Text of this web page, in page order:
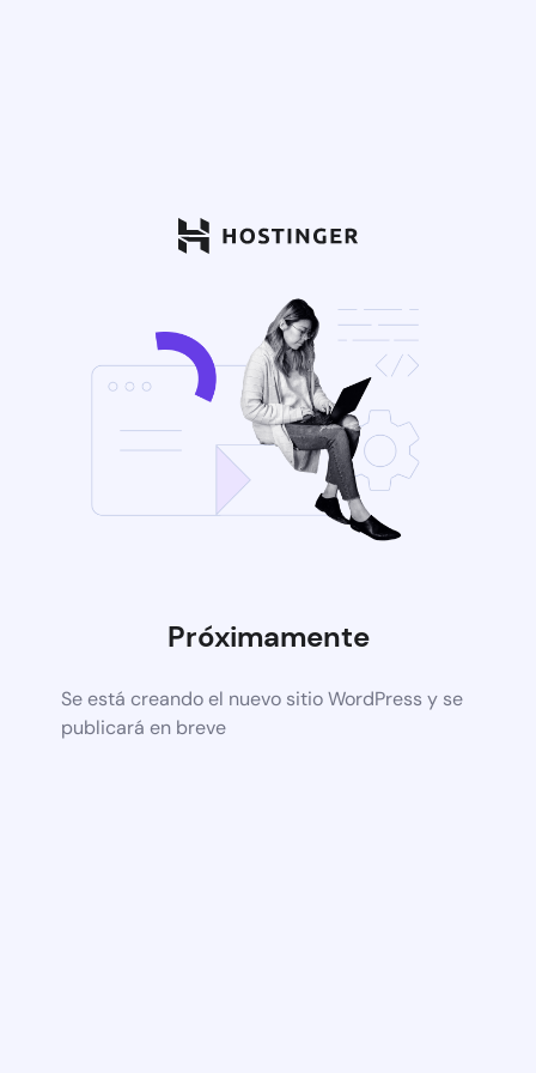
Próximamente
Se está creando el nuevo sitio WordPress y se
publicará en breve